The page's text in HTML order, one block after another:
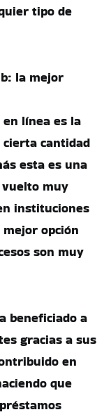
tipo de
la mejor
línea es la
cantidad
esta es una
muy
instituciones
opción
son muy
beneficiado a
gracias a sus
en
que